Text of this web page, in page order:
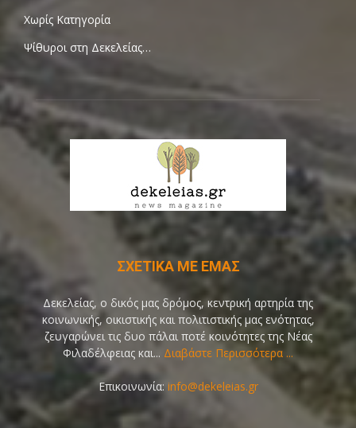
Χωρίς Κατηγορία
Ψίθυροι στη Δεκελείας…
ΣΧΕΤΙΚΑ ΜΕ ΕΜΑΣ
Δεκελείας, ο δικός μας δρόμος, κεντρική αρτηρία της
κοινωνικής, οικιστικής και πολιτιστικής μας ενότητας,
ζευγαρώνει τις δυο πάλαι ποτέ κοινότητες της Νέας
Φιλαδέλφειας και... Διαβάστε Περισσότερα ...
Επικοινωνία: info@dekeleias.gr